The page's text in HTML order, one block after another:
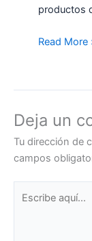
productos
Read More
Deja un
Tu dirección de
campos
aquí...